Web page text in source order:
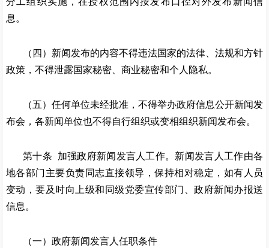
息。
（四）新闻发布的内容不得违法国家的法律、法规和方针
政策，不得泄露国家秘密、商业秘密和个人隐私。
（五）任何单位未经批准，不得举办政府信息公开新闻发
布会，各新闻单位也不得自行组织或变相组织新闻发布会。
第十条 加强政府新闻发言人工作。新闻发言人工作由各
地各部门主要负责同志直接领导，保持相对稳定，如有人员
变动，要及时向上级和同级党委宣传部门、政府新闻办报送
信息。
（一）政府新闻发言人任职条件